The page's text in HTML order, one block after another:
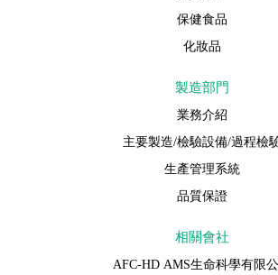
保健食品
化妝品
製造部門
業務介紹
主要製造/檢驗設備/過程檢
生產管理系統
品質保證
相關會社
AFC-HD AMS生命科學有限公